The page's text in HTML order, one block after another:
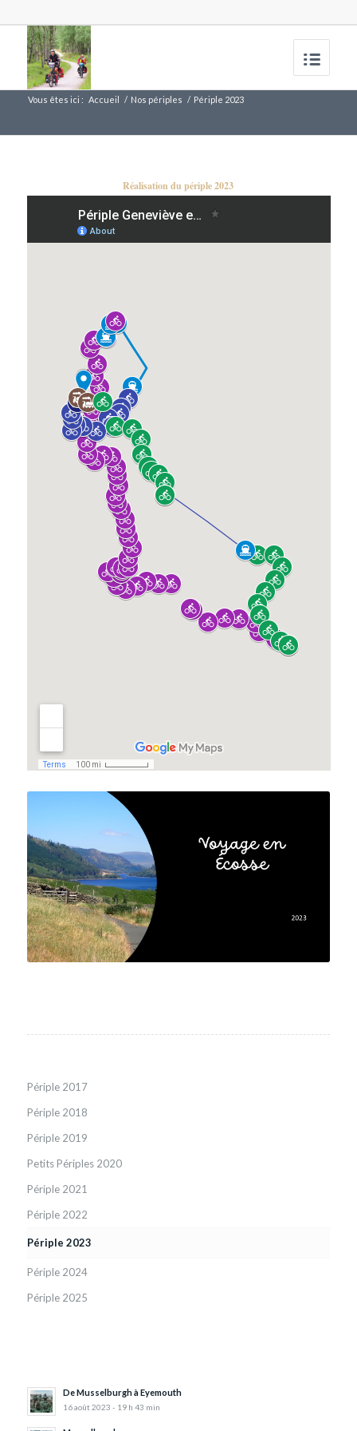
Vous êtes ici : Accueil / Nos périples / Périple 2023
Réalisation du périple 2023
Périple 2017
Périple 2018
Périple 2019
Petits Périples 2020
Périple 2021
Périple 2022
Périple 2023
Périple 2024
Périple 2025
De Musselburgh à Eyemouth
16 août 2023 - 19 h 43 min